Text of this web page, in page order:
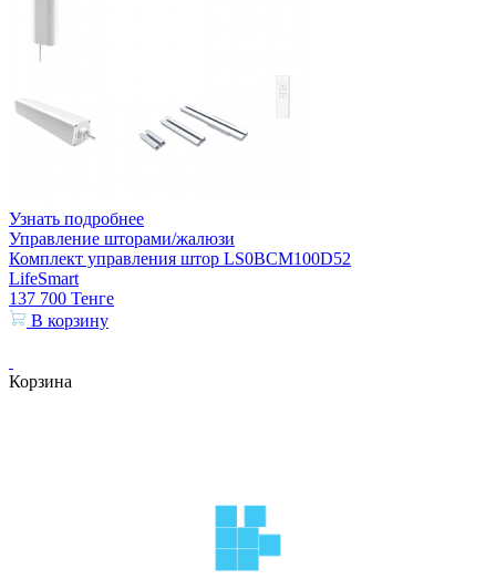
Узнать подробнее
Управление шторами/жалюзи
Комплект управления штор LS0BCM100D52
LifeSmart
137 700 Тенге
В корзину
Корзина